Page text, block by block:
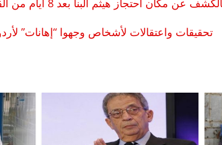
احتجاز هيثم البنا بعد 8 أيام من القبض عليه
تحقيقات واعتقالات لأشخاص وجهوا “إهانات”